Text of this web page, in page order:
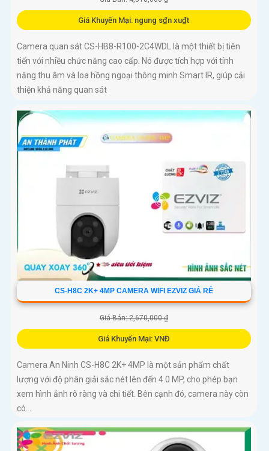
Giá Khuyến Mại: ngung s₫n xu₫t
Camera quan sát CS-HB8-R100-2C4WDL là một thiết bị tiên
tiến với nhiều chức năng cao cấp. Nó được tích hợp với tính
năng thu âm và loa hồng ngoại thông minh Smart IR, giúp cải
thiện khả năng quan sát
CS-H8C 2K+ 4MP CAMERA WIFI EZVIZ GIÁ RẺ
Giá Bán: 2,670,000 ₫
Giá Khuyến Mại: VNĐ
Camera An Ninh CS-H8C 2K+ 4MP là một sản phẩm chất
lượng với độ phân giải sắc nét lên đến 4.0 MP, cho phép bạn
xem hình ảnh rõ ràng và chi tiết. Bên cạnh đó, camera này còn
có...